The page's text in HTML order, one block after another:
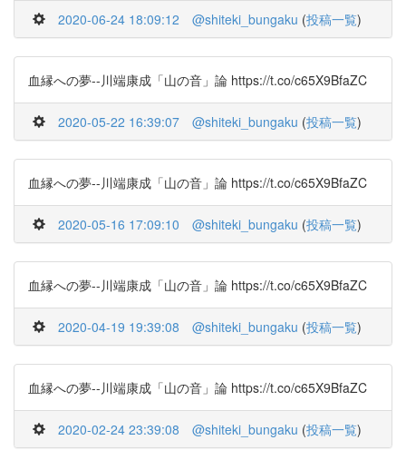
2020-06-24 18:09:12 @shiteki_bungaku (投稿一覧)
血縁への夢--川端康成「山の音」論 https://t.co/c65X9BfaZC
2020-05-22 16:39:07 @shiteki_bungaku (投稿一覧)
血縁への夢--川端康成「山の音」論 https://t.co/c65X9BfaZC
2020-05-16 17:09:10 @shiteki_bungaku (投稿一覧)
血縁への夢--川端康成「山の音」論 https://t.co/c65X9BfaZC
2020-04-19 19:39:08 @shiteki_bungaku (投稿一覧)
血縁への夢--川端康成「山の音」論 https://t.co/c65X9BfaZC
2020-02-24 23:39:08 @shiteki_bungaku (投稿一覧)